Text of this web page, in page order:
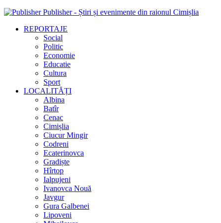
Publisher - Știri și evenimente din raionul Cimișlia
REPORTAJE
Social
Politic
Economie
Educatie
Cultura
Sport
LOCALITĂȚI
Albina
Batîr
Cenac
Cimișlia
Ciucur Mingir
Codreni
Ecaterinovca
Gradiște
Hîrtop
Ialpujeni
Ivanovca Nouă
Javgur
Gura Galbenei
Lipoveni